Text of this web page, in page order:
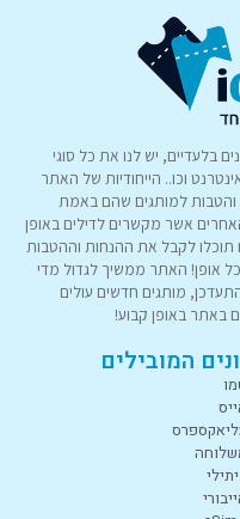
בלעדיים, יש לנו את כל סוגי
וכו.. הייחודיות של האתר
והטבות למותגים שהם באמת
אשר מקשרים לדילים באופן
תוכלו לקבל את ההנחות וההטבות
אופן! האתר ממשיך לגדול מדי
מותגים חדשים עולים
באתר באופן קבוע!
המובילים